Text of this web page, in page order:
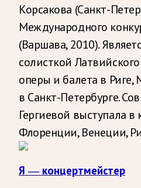
Корсакова (Санкт-
Международного
(Варшава, 2010).
солисткой
оперы и балета в Риге,
в Санкт-Петербурге.
Гергиевой выступала в
Флоренции, Венеции,
Я — концертмейстер